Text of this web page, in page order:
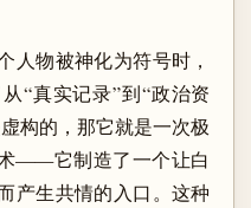
人物被神化为符号时，
“真实记录”到“政治资
构的，那它就是一次极
——它制造了一个让白
产生共情的入口。这种